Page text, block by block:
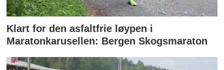
Klart for den asfaltfrie løypen i
Maratonkarusellen: Bergen Skogsmaraton